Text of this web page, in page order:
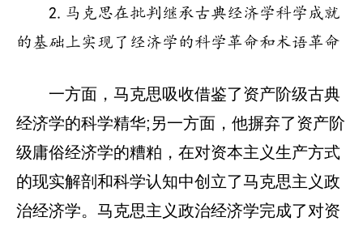
2.马克思在批判继承古典经济学科学成就
的基础上实现了经济学的科学革命和术语革命
一方面，马克思吸收借鉴了资产阶级古典
经济学的科学精华;另一方面，他摒弃了资产阶
级庸俗经济学的糟粕，在对资本主义生产方式
的现实解剖和科学认知中创立了马克思主义政
治经济学。马克思主义政治经济学完成了对资